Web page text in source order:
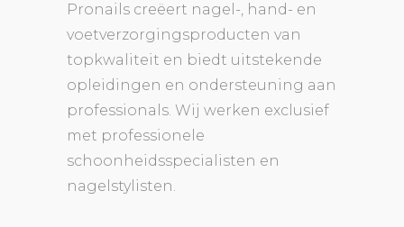
Pronails creëert nagel-, hand- en
voetverzorgingsproducten van
topkwaliteit en biedt uitstekende
opleidingen en ondersteuning aan
professionals. Wij werken exclusief
met professionele
schoonheidsspecialisten en
nagelstylisten.